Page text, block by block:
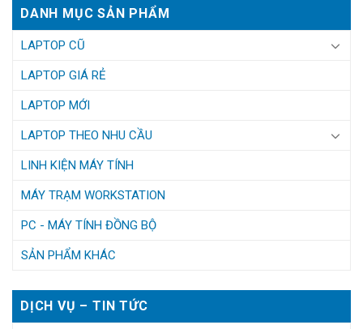
DANH MỤC SẢN PHẨM
LAPTOP CŨ
LAPTOP GIÁ RẺ
LAPTOP MỚI
LAPTOP THEO NHU CẦU
LINH KIỆN MÁY TÍNH
MÁY TRẠM WORKSTATION
PC - MÁY TÍNH ĐỒNG BỘ
SẢN PHẨM KHÁC
DỊCH VỤ – TIN TỨC